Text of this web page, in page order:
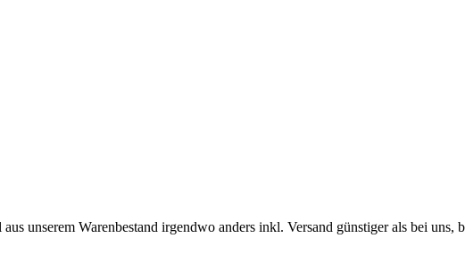
unserem Warenbestand irgendwo anders inkl. Versand günstiger als bei